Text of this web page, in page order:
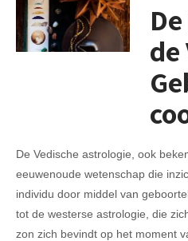
de
De Vedische astrologie, ook
eeuwenoude wetenschap die
individu door middel van
tot de westerse astrologie, die
zon zich bevindt op het moment